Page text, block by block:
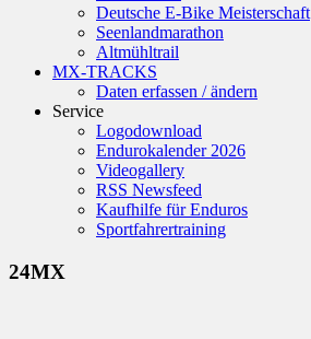
Deutsche E-Bike Meisterschaft
Seenlandmarathon
Altmühltrail
MX-TRACKS
Daten erfassen / ändern
Service
Logodownload
Endurokalender 2026
Videogallery
RSS Newsfeed
Kaufhilfe für Enduros
Sportfahrertraining
24MX